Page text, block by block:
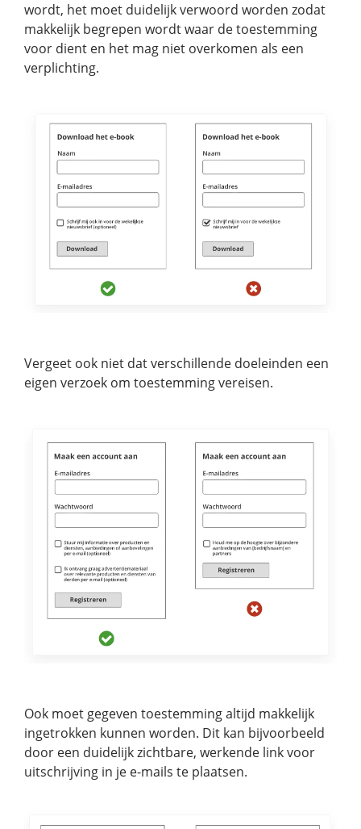
wordt, het moet duidelijk verwoord worden zodat
makkelijk begrepen wordt waar de toestemming
voor dient en het mag niet overkomen als een
verplichting.
Vergeet ook niet dat verschillende doeleinden een
eigen verzoek om toestemming vereisen.
Ook moet gegeven toestemming altijd makkelijk
ingetrokken kunnen worden. Dit kan bijvoorbeeld
door een duidelijk zichtbare, werkende link voor
uitschrijving in je e-mails te plaatsen.